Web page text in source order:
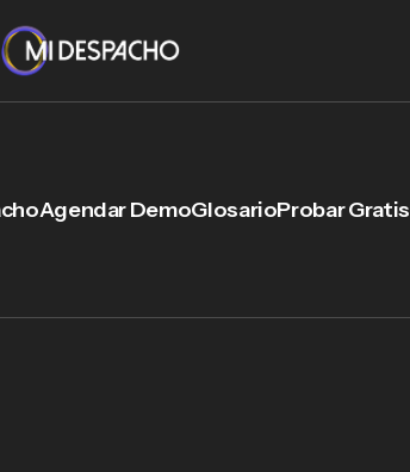
Agendar DemoGlosarioProbar Gratis